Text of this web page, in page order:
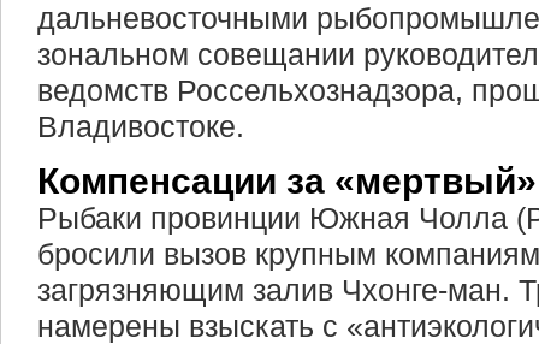
дальневосточными
зональном совещании
ведомств Россельхознадзора,
Владивостоке.
Компенсации за
Рыбаки провинции Южная Чолла
бросили вызов крупным
загрязняющим залив Чхонге-ман.
намерены взыскать с